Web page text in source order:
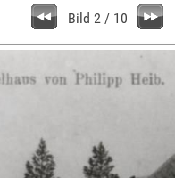
Bild 2 / 10